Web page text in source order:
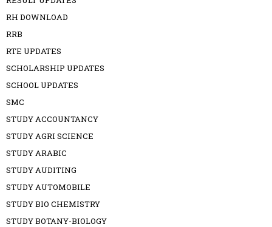
RH DOWNLOAD
RRB
RTE UPDATES
SCHOLARSHIP UPDATES
SCHOOL UPDATES
SMC
STUDY ACCOUNTANCY
STUDY AGRI SCIENCE
STUDY ARABIC
STUDY AUDITING
STUDY AUTOMOBILE
STUDY BIO CHEMISTRY
STUDY BOTANY-BIOLOGY